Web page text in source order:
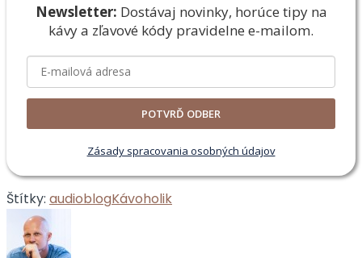
Newsletter: Dostávaj novinky, horúce tipy na
kávy a zľavové kódy pravidelne e-mailom.
POTVRĎ ODBER
Zásady spracovania osobných údajov
Štítky: audioblogKávoholik